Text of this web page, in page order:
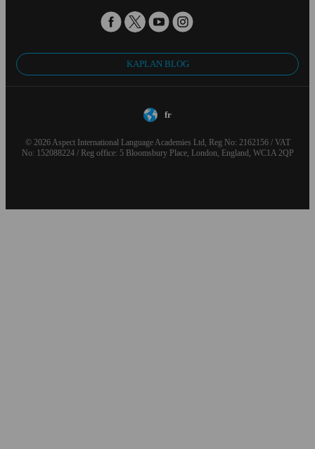
KAPLAN BLOG
fr
© 2026 Aspect International Language Academies Ltd, Reg No: 2162156 / VAT
No: 152088224 / Reg office: 5 Bloomsbury Place, London, England, WC1A 2QP